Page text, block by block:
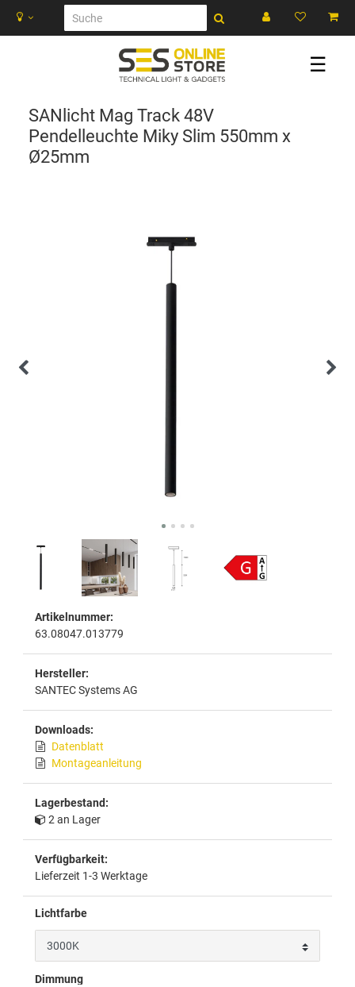
☰
SANlicht Mag Track 48V
Pendelleuchte Miky Slim 550mm x
Ø25mm
Artikelnummer:
63.08047.013779
Hersteller:
SANTEC Systems AG
Downloads:
Datenblatt
Montageanleitung
Lagerbestand:
2 an Lager
Verfügbarkeit:
Lieferzeit 1-3 Werktage
Lichtfarbe
Dimmung